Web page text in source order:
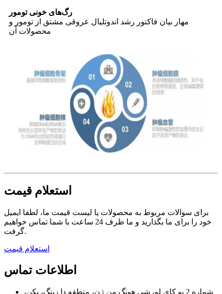
رگ‌های خونی تومور
مهار بیان فاکتور رشد اندوتلیال عروقی مشتق از تومور و
محصولات آن
استعلام قیمت
برای سوالات مربوط به محصولات یا لیست قیمت ما، لطفا ایمیل
خود را برای ما بگذارید و ما ظرف 24 ساعت با شما تماس خواهیم
گرفت.
استعلام قیمت
اطلاعات تماس
شماره 2 یو کای لو، شی هونگ من ژن، منطقه دا زینگ، پکن،